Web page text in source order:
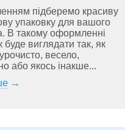
підберемо красиву
упаковку для вашого
В такому оформленні
буде виглядати так, як
весело,
або якось інакше...
→